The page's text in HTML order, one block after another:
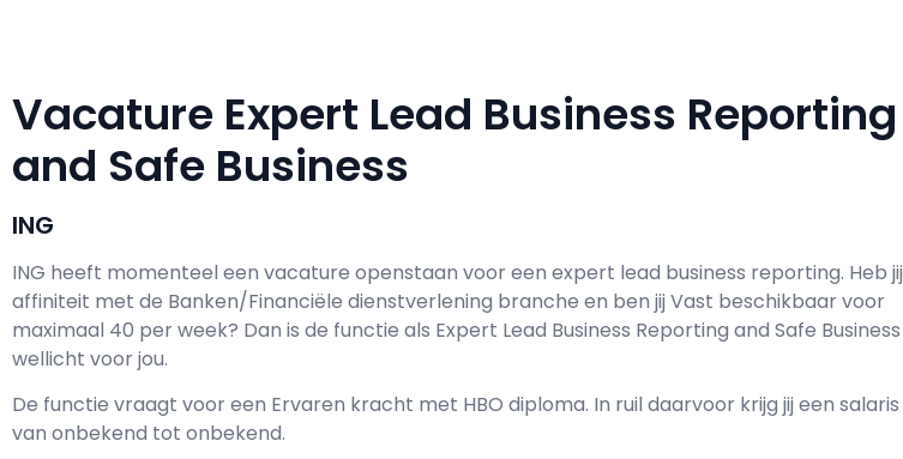
Vacature Expert Lead Business Reporting
and Safe Business
ING
ING heeft momenteel een vacature openstaan voor een expert lead business reporting. Heb jij
affiniteit met de Banken/Financiële dienstverlening branche en ben jij Vast beschikbaar voor
maximaal 40 per week? Dan is de functie als Expert Lead Business Reporting and Safe Business
wellicht voor jou.
De functie vraagt voor een Ervaren kracht met HBO diploma. In ruil daarvoor krijg jij een salaris
van onbekend tot onbekend.